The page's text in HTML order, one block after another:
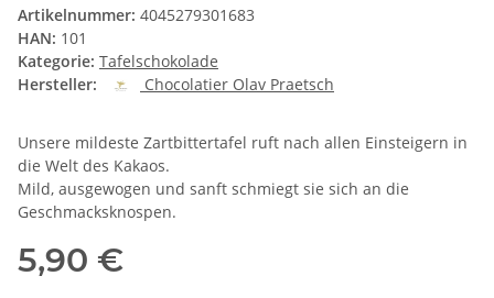
Artikelnummer: 4045279301683
HAN: 101
Kategorie: Tafelschokolade
Hersteller:
Chocolatier Olav Praetsch
Unsere mildeste Zartbittertafel ruft nach allen Einsteigern in
die Welt des Kakaos.
Mild, ausgewogen und sanft schmiegt sie sich an die
Geschmacksknospen.
5,90 €